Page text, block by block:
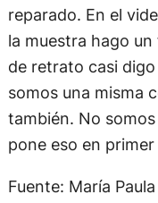
reparado. En el
la muestra hago
de retrato casi
somos una misma
también. No
pone eso en
Fuente: María